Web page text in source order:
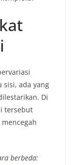
sisi, ada yang
Di
tersebut
berbeda: